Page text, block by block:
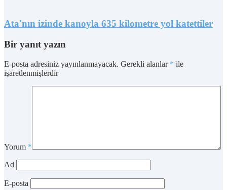
Ata'nın izinde kanoyla 635 kilometre yol katettiler
Bir yanıt yazın
E-posta adresiniz yayınlanmayacak. Gerekli alanlar * ile
işaretlenmişlerdir
Yorum *
Ad
E-posta